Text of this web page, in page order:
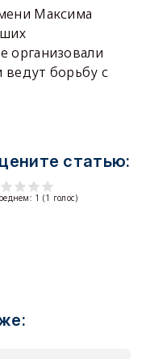
Максима
организовали
борьбу с
статью:
1 (1 голос)